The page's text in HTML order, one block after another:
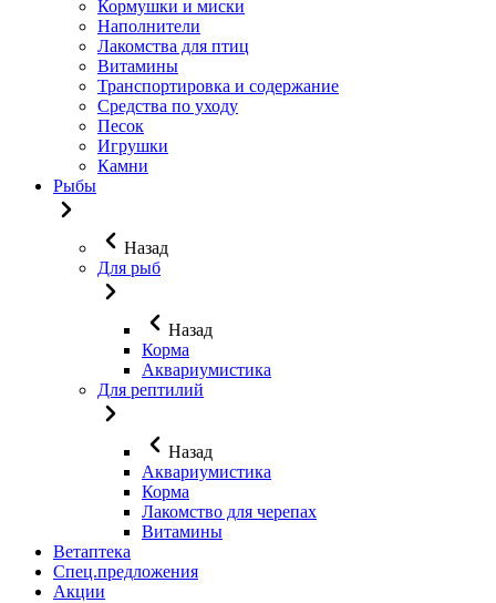
Кормушки и миски
Наполнители
Лакомства для птиц
Витамины
Транспортировка и содержание
Средства по уходу
Песок
Игрушки
Камни
Рыбы
Назад
Для рыб
Назад
Корма
Аквариумистика
Для рептилий
Назад
Аквариумистика
Корма
Лакомство для черепах
Витамины
Ветаптека
Спец.предложения
Акции